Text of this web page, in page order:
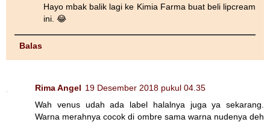
Hayo mbak balik lagi ke Kimia Farma buat beli lipcream
ini. 😂
Balas
Rima Angel 19 Desember 2018 pukul 04.35
Wah venus udah ada label halalnya juga ya sekarang.
Warna merahnya cocok di ombre sama warna nudenya deh